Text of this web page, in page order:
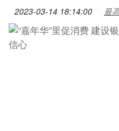
2023-03-14 18:14:00 最